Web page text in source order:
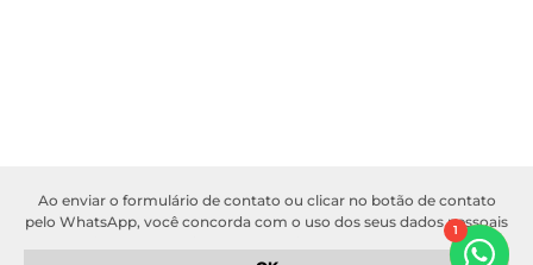
1
Ao enviar o formulário de contato ou clicar no botão de contato
pelo WhatsApp, você concorda com o uso dos seus dados pessoais
para fins de comunicação e atendimento. Seus dados serão